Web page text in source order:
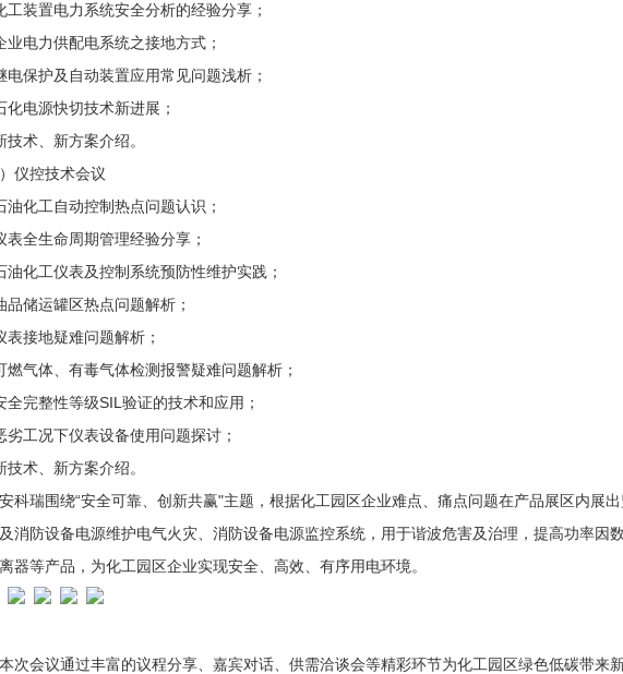
工装置电力系统安全分析的经验分享；
业电力供配电系统之接地方式；
电保护及自动装置应用常见问题浅析；
化电源快切技术新进展；
技术、新方案介绍。
）仪控技术会议
油化工自动控制热点问题认识；
表全生命周期管理经验分享；
油化工仪表及控制系统预防性维护实践；
品储运罐区热点问题解析；
表接地疑难问题解析；
燃气体、有毒气体检测报警疑难问题解析；
全完整性等级SIL验证的技术和应用；
劣工况下仪表设备使用问题探讨；
技术、新方案介绍。
瑞围绕“安全可靠、创新共赢"主题，根据化工园区企业难点、痛点问题在产品展区内展
消防设备电源维护电气火灾、消防设备电源监控系统，用于谐波危害及治理，提高功率因
器等产品，为化工园区企业实现安全、高效、有序用电环境。
会议通过丰富的议程分享、嘉宾对话、供需洽谈会等精彩环节为化工园区绿色低碳带来新